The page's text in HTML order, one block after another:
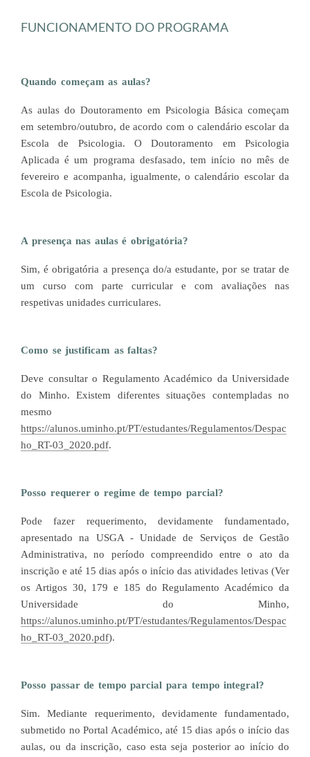
FUNCIONAMENTO DO PROGRAMA
Quando começam as aulas?
As aulas do Doutoramento em Psicologia Básica começam
em setembro/outubro, de acordo com o calendário escolar da
Escola de Psicologia. O Doutoramento em Psicologia
Aplicada é um programa desfasado, tem início no mês de
fevereiro e acompanha, igualmente, o calendário escolar da
Escola de Psicologia.
A presença nas aulas é obrigatória?
Sim, é obrigatória a presença do/a estudante, por se tratar de
um curso com parte curricular e com avaliações nas
respetivas unidades curriculares.
Como se justificam as faltas?
Deve consultar o Regulamento Académico da Universidade
do Minho. Existem diferentes situações contempladas no
mesmo
https://alunos.uminho.pt/PT/estudantes/Regulamentos/Despac
ho_RT-03_2020.pdf.
Posso requerer o regime de tempo parcial?
Pode fazer requerimento, devidamente fundamentado,
apresentado na USGA - Unidade de Serviços de Gestão
Administrativa, no período compreendido entre o ato da
inscrição e até 15 dias após o início das atividades letivas (Ver
os Artigos 30, 179 e 185 do Regulamento Académico da
Universidade do Minho,
https://alunos.uminho.pt/PT/estudantes/Regulamentos/Despac
ho_RT-03_2020.pdf).
Posso passar de tempo parcial para tempo integral?
Sim. Mediante requerimento, devidamente fundamentado,
submetido no Portal Académico, até 15 dias após o início das
aulas, ou da inscrição, caso esta seja posterior ao início do